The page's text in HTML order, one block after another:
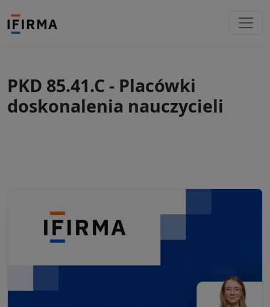
PKD 85.41.C - Placówki
doskonalenia nauczycieli